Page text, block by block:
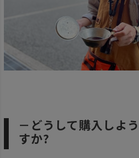
－どうして購入しよ
すか?